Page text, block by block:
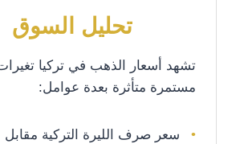
تحليل السوق
تشهد أسعار الذهب في تركيا
مستمرة متأثرة بعدة عوامل:
سعر صرف الليرة التركية مقابل